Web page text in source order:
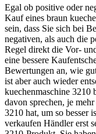
Egal ob positive oder
Kauf eines braun
sein, dass Sie sich bei
negativen, als auch die
Regel direkt die Vor-
eine bessere
Bewertungen an, wie
ist aber auch wieder
kuechenmaschine 3210
davon sprechen, je
3210 hat, um so besser
verkaufen Händler erst